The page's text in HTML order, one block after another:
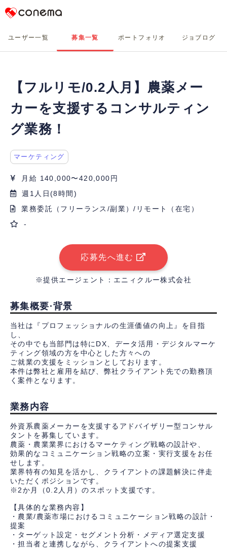
Conema
ユーザー一覧 募集一覧 ポートフォリオ ジョブログ
【フルリモ/0.2人月】農薬メー
カーを支援するコンサルティン
グ業務！
マーケティング
月給 140,000〜420,000円
週1人日(8時間)
業務委託（フリーランス/副業）/リモート（在宅）
-
応募先へ進む
※提供エージェント：エニィクルー株式会社
募集概要·背景
当社は『プロフェッショナルの生涯価値の向上』を目指
し、
その中でも当部門は特にDX、データ活用・デジタルマーケ
ティング領域の方を中心とした方々への
ご就業の支援をミッションとしております。
本件は弊社と雇用を結び、弊社クライアント先での勤務頂
く案件となります。
業務内容
外資系農薬メーカーを支援するアドバイザリー型コンサル
タントを募集しています。
農薬・農業業界におけるマーケティング戦略の設計や、
効果的なコミュニケーション戦略の立案・実行支援をお任
せします。
業界特有の知見を活かし、クライアントの課題解決に伴走
いただくポジションです。
※2か月（0.2人月）のスポット支援です。
【具体的な業務内容】
・農業/農薬市場におけるコミュニケーション戦略の設計・
提案
・ターゲット設定・セグメント分析・メディア選定支援
・担当者と連携しながら、クライアントへの提案支援